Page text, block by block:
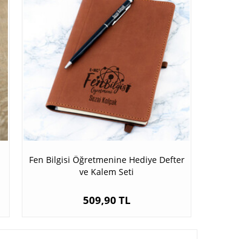
Fen Bilgisi Öğretmenine Hediye Defter
ve Kalem Seti
509,90 TL